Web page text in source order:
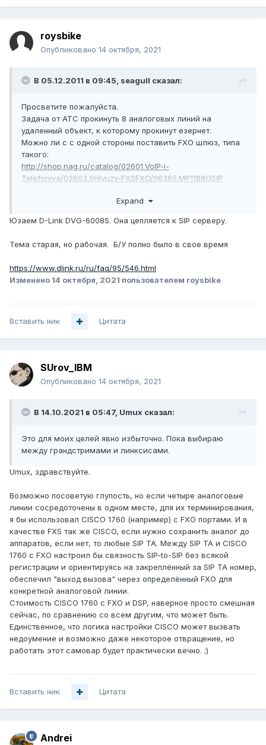
roysbike
Опубликовано 14 октября, 2021
В 05.12.2011 в 09:45, seagull сказал:
Просветите пожалуйста.
Задача от АТС прокинуть 8 аналоговых линий на
удаленный объект, к которому прокинут езернет.
Можно ли c с одной стороны поставить FXO шлюз, типа
такого:
http://shop.nag.ru/catalog/02601.VoIP-i-
Telefoniya/02603.SHlyuzy-FXSFXO/06365.MP1188OSIP
http://shop.nag.ru/catalog/02601.VoIP-i-
и соединить их напрямую, без сервера типа астериска?
путаю), а с другой - 8 SIP телефонов?
Expand
Юзаем D-Link DVG-6008S. Она цепляется к SIP серверу.
Тема старая, но рабочая. Б/У полно было в свое время
https://www.dlink.ru/ru/faq/95/546.html
Изменено 14 октября, 2021 пользователем roysbike
Вставить ник Цитата
SUrov_IBM
Опубликовано 14 октября, 2021
В 14.10.2021 в 05:47, Umux сказал:
Это для моих целей явно избыточно. Пока выбираю
между грандстримами и линксисами.
Umux, здравствуйте.
Возможно посоветую глупость, но если четыре аналоговые
линии сосредоточены в одном месте, для их терминирования,
я бы использовал CISCO 1760 (например) c FXO портами. И в
качестве FXS так же CISCO, если нужно сохранить аналог до
аппаратов, если нет, то любые SIP ТА. Между SIP ТА и CISCO
1760 c FXO настроил бы связность SIP-to-SIP без всякой
регистрации и ориентируясь на закреплённый за SIP ТА номер,
обеспечил "выход вызова" через определённый FXO для
конкретной аналоговой линии.
Стоимость CISCO 1760 c FXO и DSP, наверное просто смешная
сейчас, по сравнению со всем другим, что может быть.
Единственное, что логика настройки CISCO может вызвать
недоумение и возможно даже некоторое отвращение, но
работать этот самовар будет практически вечно. ;)
Вставить ник Цитата
Andrei